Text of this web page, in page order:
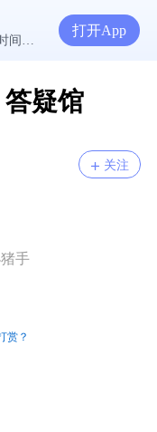
打开App
答疑馆
关注
手
赏？